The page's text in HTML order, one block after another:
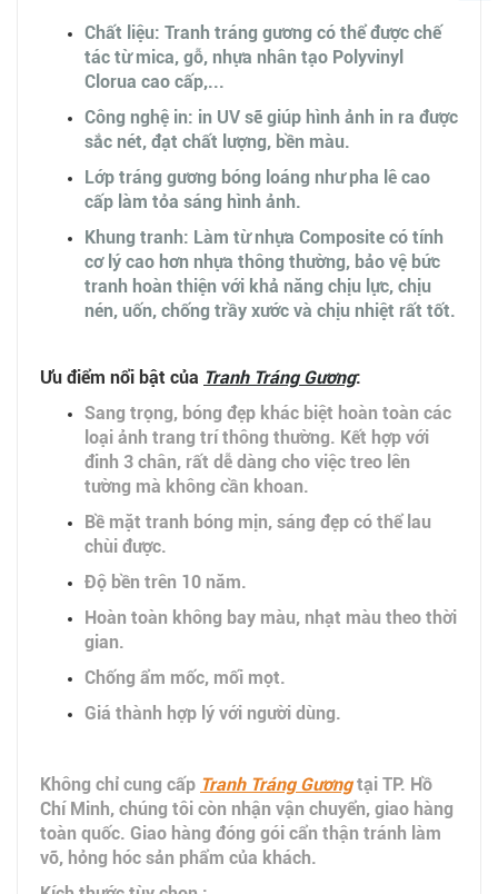
Chất liệu: Tranh tráng gương có thể được chế
tác từ mica, gỗ, nhựa nhân tạo Polyvinyl
Clorua cao cấp,...
Công nghệ in: in UV sẽ giúp hình ảnh in ra được
sắc nét, đạt chất lượng, bền màu.
Lớp tráng gương bóng loáng như pha lê cao
cấp làm tỏa sáng hình ảnh.
Khung tranh: Làm từ nhựa Composite có tính
cơ lý cao hơn nhựa thông thường, bảo vệ bức
tranh hoàn thiện với khả năng chịu lực, chịu
nén, uốn, chống trầy xước và chịu nhiệt rất tốt.
Ưu điểm nổi bật của Tranh Tráng Gương:
Sang trọng, bóng đẹp khác biệt hoàn toàn các
loại ảnh trang trí thông thường. Kết hợp với
đinh 3 chân, rất dễ dàng cho việc treo lên
tường mà không cần khoan.
Bề mặt tranh bóng mịn, sáng đẹp có thể lau
chùi được.
Độ bền trên 10 năm.
Hoàn toàn không bay màu, nhạt màu theo thời
gian.
Chống ẩm mốc, mối mọt.
Giá thành hợp lý với người dùng.
Không chỉ cung cấp Tranh Tráng Gương tại TP. Hồ
Chí Minh, chúng tôi còn nhận vận chuyển, giao hàng
toàn quốc. Giao hàng đóng gói cẩn thận tránh làm
vỡ, hỏng hóc sản phẩm của khách.